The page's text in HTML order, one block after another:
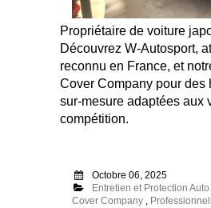
Propriétaire de voiture
Découvrez W-Autosport,
reconnu en France, et
Cover Company pour des
sur-mesure adaptées aux
compétition.
Octobre 06, 2025
Entretien et Protection Auto
Cover Company ,